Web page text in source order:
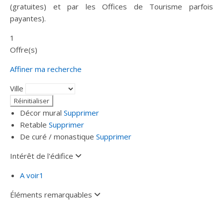
(gratuites) et par les Offices de Tourisme parfois
payantes).
1
Offre(s)
Affiner ma recherche
Ville
Décor mural Supprimer
Retable Supprimer
De curé / monastique Supprimer
Intérêt de l'édifice
A voir1
Éléments remarquables